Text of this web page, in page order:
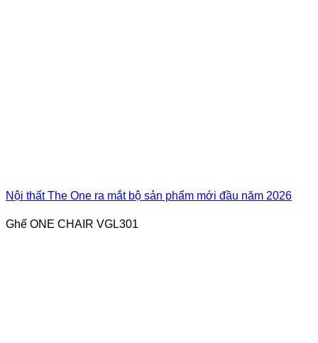
Nội thất The One ra mắt bộ sản phẩm mới đầu năm 2026
Ghế ONE CHAIR VGL301